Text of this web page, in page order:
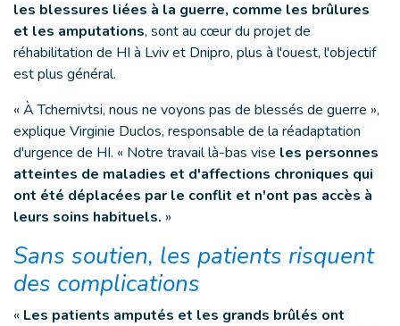
les blessures liées à la guerre, comme les brûlures
et les amputations, sont au cœur du projet de
réhabilitation de HI à Lviv et Dnipro, plus à l'ouest, l'objectif
est plus général.
« À Tchernivtsi, nous ne voyons pas de blessés de guerre »,
explique Virginie Duclos, responsable de la réadaptation
d'urgence de HI. « Notre travail là-bas vise les personnes
atteintes de maladies et d'affections chroniques qui
ont été déplacées par le conflit et n'ont pas accès à
leurs soins habituels. »
Sans soutien, les patients risquent
des complications
« Les patients amputés et les grands brûlés ont